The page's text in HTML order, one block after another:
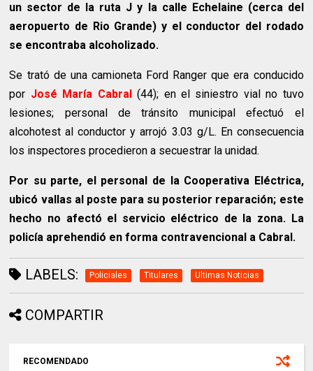
un sector de la ruta J y la calle Echelaine (cerca del
aeropuerto de Rio Grande) y el conductor del rodado
se encontraba alcoholizado.
Se trató de una camioneta Ford Ranger que era conducido
por José María Cabral (44); en el siniestro vial no tuvo
lesiones; personal de tránsito municipal efectuó el
alcohotest al conductor y arrojó 3.03 g/L. En consecuencia
los inspectores procedieron a secuestrar la unidad.
Por su parte, el personal de la Cooperativa Eléctrica,
ubicó vallas al poste para su posterior reparación; este
hecho no afectó el servicio eléctrico de la zona. La
policía aprehendió en forma contravencional a Cabral.
LABELS: Policiales Titulares Ultimas Noticias
COMPARTIR
RECOMENDADO